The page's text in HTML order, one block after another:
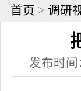
首页 > 调研
发布时间